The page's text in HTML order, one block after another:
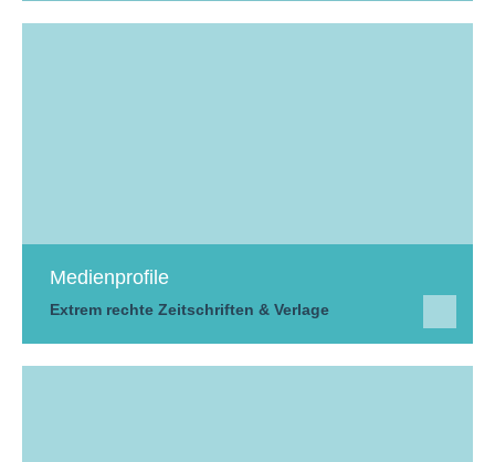
Medienprofile
Extrem rechte Zeitschriften & Verlage